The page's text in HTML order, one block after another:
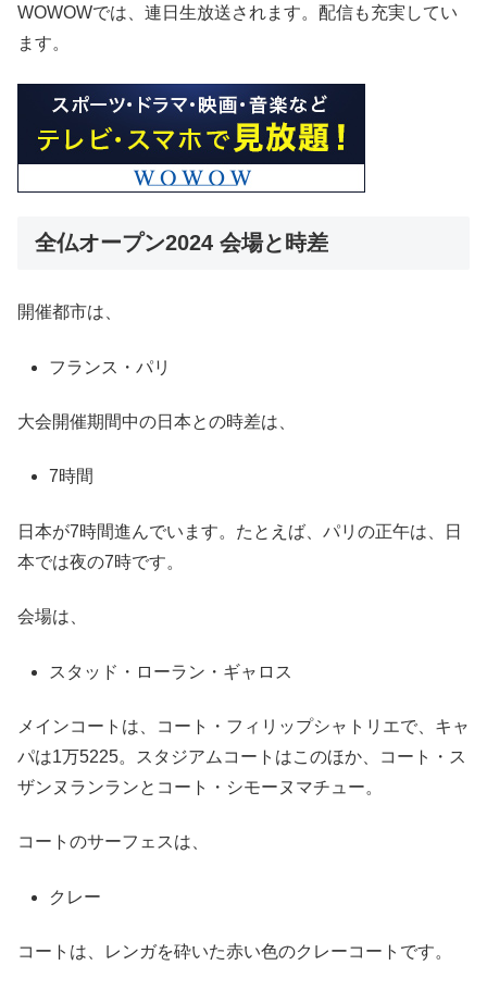
WOWOWでは、連日生放送されます。配信も充実してい
ます。
全仏オープン2024 会場と時差
開催都市は、
フランス・パリ
大会開催期間中の日本との時差は、
7時間
日本が7時間進んでいます。たとえば、パリの正午は、日
本では夜の7時です。
会場は、
スタッド・ローラン・ギャロス
メインコートは、コート・フィリップシャトリエで、キャ
パは1万5225。スタジアムコートはこのほか、コート・ス
ザンヌランランとコート・シモーヌマチュー。
コートのサーフェスは、
クレー
コートは、レンガを砕いた赤い色のクレーコートです。